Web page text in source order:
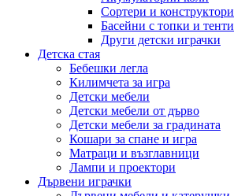
Сортери и конструктори
Басейни с топки и тенти
Други детски играчки
Детска стая
Бебешки легла
Килимчета за игра
Детски мебели
Детски мебели от дърво
Детски мебели за градината
Кошари за спане и игра
Матраци и възглавници
Лампи и проектори
Дървени играчки